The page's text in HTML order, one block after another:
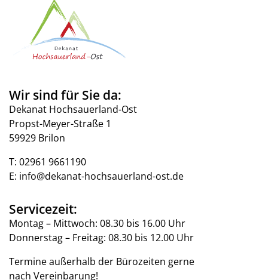
Wir sind für Sie da:
Dekanat Hochsauerland-Ost
Propst-Meyer-Straße 1
59929 Brilon
T: 02961 9661190
E: info@dekanat-hochsauerland-ost.de
Servicezeit:
Montag – Mittwoch: 08.30 bis 16.00 Uhr
Donnerstag – Freitag: 08.30 bis 12.00 Uhr
Termine außerhalb der Bürozeiten gerne
nach Vereinbarung!